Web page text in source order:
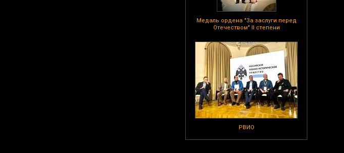
Медаль ордена "За заслуги перед
Отечеством" II степени
РВИО